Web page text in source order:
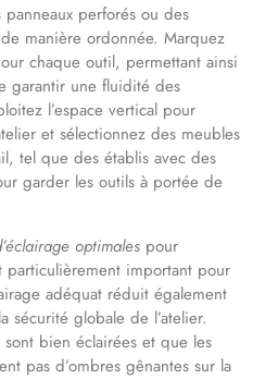
perforés ou des
manière ordonnée. Marquez
chaque outil, permettant ainsi
garantir une fluidité des
l’espace vertical pour
et sélectionnez des meubles
tel que des établis avec des
garder les outils à portée de
optimales pour
important pour
adéquat réduit également
sécurité globale de l’atelier.
sont bien éclairées et que les
pas d’ombres gênantes sur la